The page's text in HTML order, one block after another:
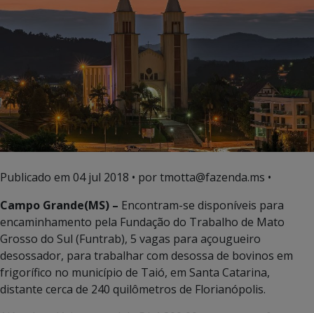
Publicado em 04 jul 2018 • por tmotta@fazenda.ms •
Campo Grande(MS) – Encontram-se disponíveis para
encaminhamento pela Fundação do Trabalho de Mato
Grosso do Sul (Funtrab), 5 vagas para açougueiro
desossador, para trabalhar com desossa de bovinos em
frigorífico no município de Taió, em Santa Catarina,
distante cerca de 240 quilômetros de Florianópolis.